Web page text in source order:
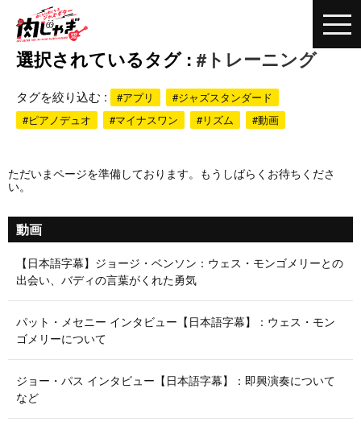
選択されているタグ : #トレーニング
タグを絞り込む : #アプリ
#ジャズスタンダード
#ピアノデュオ
#マイナスワン #リズム #動画
ただいまページを準備しております。もうしばらくお待ちくださ
い。
動画
【日本語字幕】ジョージ・ベンソン：ウェス・モンゴメリーとの
出会い、バディの言葉がくれた勇気
パット・メセニー インタビュー【日本語字幕】：ウェス・モン
ゴメリーについて
ジョー・パス インタビュー【日本語字幕】：即興演奏について
など